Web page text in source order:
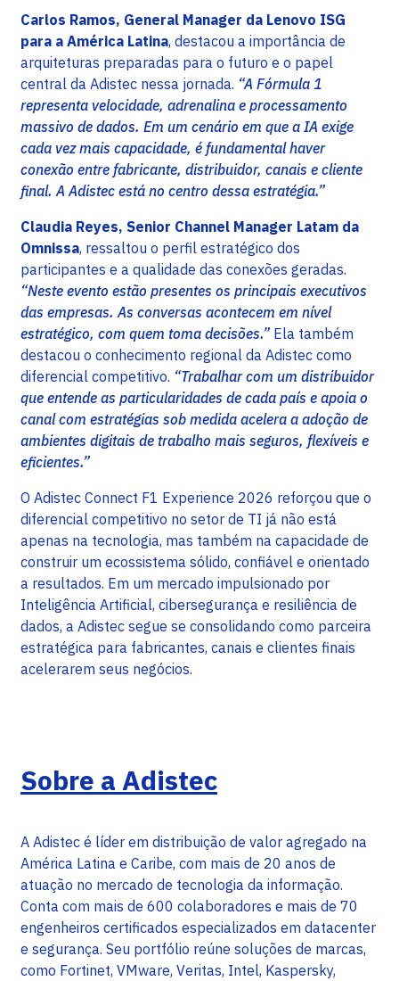
Carlos Ramos, General Manager da Lenovo ISG
para a América Latina, destacou a importância de
arquiteturas preparadas para o futuro e o papel
central da Adistec nessa jornada. “A Fórmula 1
representa velocidade, adrenalina e processamento
massivo de dados. Em um cenário em que a IA exige
cada vez mais capacidade, é fundamental haver
conexão entre fabricante, distribuidor, canais e cliente
final. A Adistec está no centro dessa estratégia.”
Claudia Reyes, Senior Channel Manager Latam da
Omnissa, ressaltou o perfil estratégico dos
participantes e a qualidade das conexões geradas.
“Neste evento estão presentes os principais executivos
das empresas. As conversas acontecem em nível
estratégico, com quem toma decisões.” Ela também
destacou o conhecimento regional da Adistec como
diferencial competitivo. “Trabalhar com um distribuidor
que entende as particularidades de cada país e apoia o
canal com estratégias sob medida acelera a adoção de
ambientes digitais de trabalho mais seguros, flexíveis e
eficientes.”
O Adistec Connect F1 Experience 2026 reforçou que o
diferencial competitivo no setor de TI já não está
apenas na tecnologia, mas também na capacidade de
construir um ecossistema sólido, confiável e orientado
a resultados. Em um mercado impulsionado por
Inteligência Artificial, cibersegurança e resiliência de
dados, a Adistec segue se consolidando como parceira
estratégica para fabricantes, canais e clientes finais
acelerarem seus negócios.
Sobre a Adistec
A Adistec é líder em distribuição de valor agregado na
América Latina e Caribe, com mais de 20 anos de
atuação no mercado de tecnologia da informação.
Conta com mais de 600 colaboradores e mais de 70
engenheiros certificados especializados em datacenter
e segurança. Seu portfólio reúne soluções de marcas,
como Fortinet, VMware, Veritas, Intel, Kaspersky,